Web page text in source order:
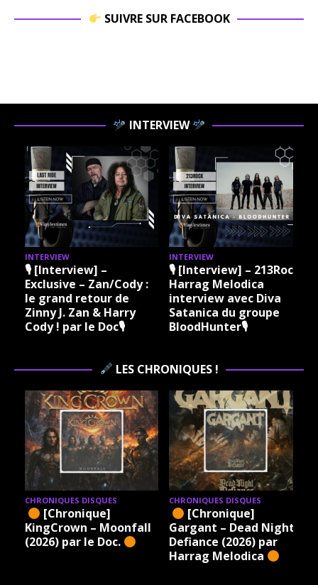
SUIVRE SUR FACEBOOK
INTERVIEW
INTERVIEW
🎙 [Interview] –
Exclusive – Zan/Cody :
le grand retour de
Zinny J. Zan & Harry
Cody ! par le Doc🎙
INTERVIEW
🎙 [Interview] – 213Rock
Harrag Melodica
interview avec Diva
Satanica du groupe
BloodHunter🎙
LES CHRONIQUES !
CHRONIQUES DISQUES
[Chronique]
KingCrown – Moonfall
(2026) par le Doc.
CHRONIQUES DISQUES
[Chronique]
Gargant – Dead Night
Defiance (2026) par
Harrag Melodica